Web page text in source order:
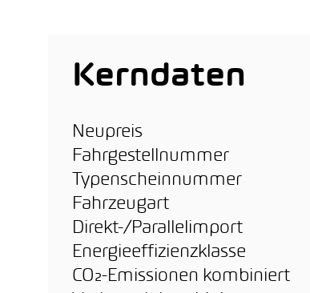
Kerndaten
Neupreis
Fahrgestellnummer
Typenscheinnummer
Fahrzeugart
Direkt-/Parallelimport
Energieeffizienzklasse
CO₂-Emissionen kombiniert